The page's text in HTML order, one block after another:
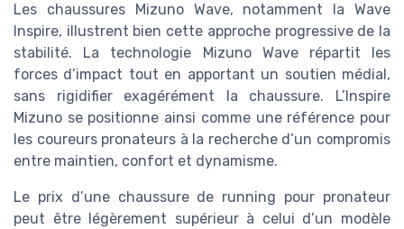
Les chaussures Mizuno Wave, notamment la Wave
Inspire, illustrent bien cette approche progressive de la
stabilité. La technologie Mizuno Wave répartit les
forces d’impact tout en apportant un soutien médial,
sans rigidifier exagérément la chaussure. L’Inspire
Mizuno se positionne ainsi comme une référence pour
les coureurs pronateurs à la recherche d’un compromis
entre maintien, confort et dynamisme.
Le prix d’une chaussure de running pour pronateur
peut être légèrement supérieur à celui d’un modèle